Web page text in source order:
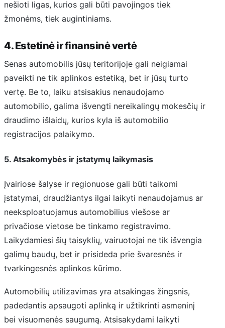
nešioti ligas, kurios gali būti pavojingos tiek
žmonėms, tiek augintiniams.
4. Estetinė ir finansinė vertė
Senas automobilis jūsų teritorijoje gali neigiamai
paveikti ne tik aplinkos estetiką, bet ir jūsų turto
vertę. Be to, laiku atsisakius nenaudojamo
automobilio, galima išvengti nereikalingų mokesčių ir
draudimo išlaidų, kurios kyla iš automobilio
registracijos palaikymo.
5. Atsakomybės ir įstatymų laikymasis
Įvairiose šalyse ir regionuose gali būti taikomi
įstatymai, draudžiantys ilgai laikyti nenaudojamus ar
neeksploatuojamus automobilius viešose ar
privačiose vietose be tinkamo registravimo.
Laikydamiesi šių taisyklių, vairuotojai ne tik išvengia
galimų baudų, bet ir prisideda prie švaresnės ir
tvarkingesnės aplinkos kūrimo.
Automobilių utilizavimas yra atsakingas žingsnis,
padedantis apsaugoti aplinką ir užtikrinti asmeninį
bei visuomenės saugumą. Atsisakydami laikyti